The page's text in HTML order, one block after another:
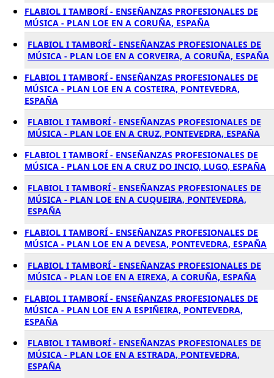
FLABIOL I TAMBORÍ - ENSEÑANZAS PROFESIONALES DE
MÚSICA - PLAN LOE EN A CORUÑA, ESPAÑA
FLABIOL I TAMBORÍ - ENSEÑANZAS PROFESIONALES DE
MÚSICA - PLAN LOE EN A CORVEIRA, A CORUÑA, ESPAÑA
FLABIOL I TAMBORÍ - ENSEÑANZAS PROFESIONALES DE
MÚSICA - PLAN LOE EN A COSTEIRA, PONTEVEDRA,
ESPAÑA
FLABIOL I TAMBORÍ - ENSEÑANZAS PROFESIONALES DE
MÚSICA - PLAN LOE EN A CRUZ, PONTEVEDRA, ESPAÑA
FLABIOL I TAMBORÍ - ENSEÑANZAS PROFESIONALES DE
MÚSICA - PLAN LOE EN A CRUZ DO INCIO, LUGO, ESPAÑA
FLABIOL I TAMBORÍ - ENSEÑANZAS PROFESIONALES DE
MÚSICA - PLAN LOE EN A CUQUEIRA, PONTEVEDRA,
ESPAÑA
FLABIOL I TAMBORÍ - ENSEÑANZAS PROFESIONALES DE
MÚSICA - PLAN LOE EN A DEVESA, PONTEVEDRA, ESPAÑA
FLABIOL I TAMBORÍ - ENSEÑANZAS PROFESIONALES DE
MÚSICA - PLAN LOE EN A EIREXA, A CORUÑA, ESPAÑA
FLABIOL I TAMBORÍ - ENSEÑANZAS PROFESIONALES DE
MÚSICA - PLAN LOE EN A ESPIÑEIRA, PONTEVEDRA,
ESPAÑA
FLABIOL I TAMBORÍ - ENSEÑANZAS PROFESIONALES DE
MÚSICA - PLAN LOE EN A ESTRADA, PONTEVEDRA,
ESPAÑA